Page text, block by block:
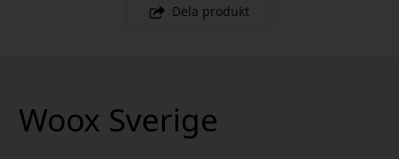
Dela produkt
Woox Sverige